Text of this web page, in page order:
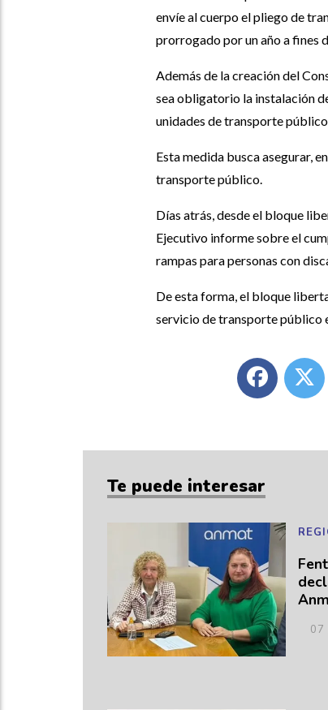
envíe al cuerpo el pliego de
prorrogado por un año a fines
Además de la creación del
sea obligatorio la instalación
unidades de transporte público
Esta medida busca asegurar,
transporte público.
Días atrás, desde el bloque
Ejecutivo informe sobre el
rampas para personas con
De esta forma, el bloque
servicio de transporte público
Te puede interesar
07